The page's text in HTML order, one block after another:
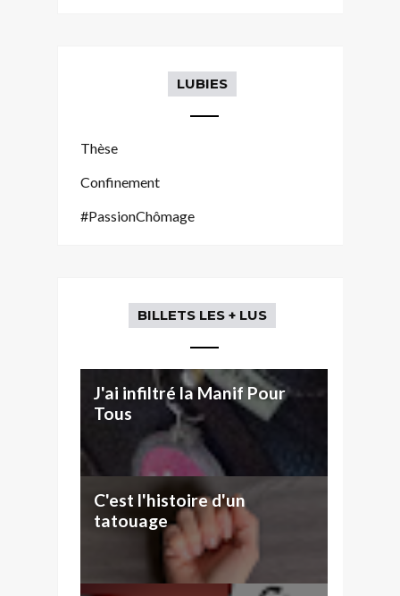
LUBIES
Thèse
Confinement
#PassionChômage
BILLETS LES + LUS
J'ai infiltré la Manif Pour
Tous
C'est l'histoire d'un
tatouage